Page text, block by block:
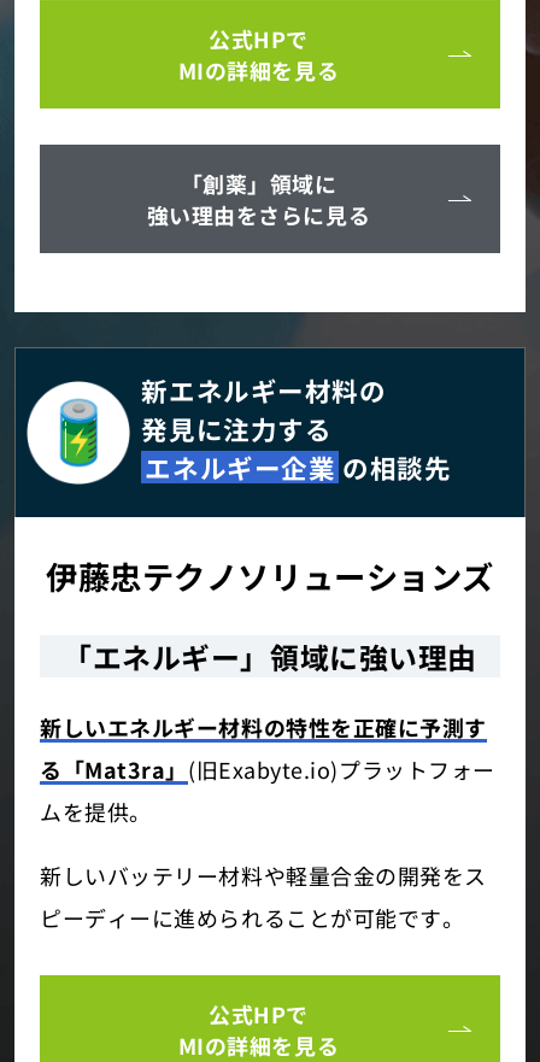
公式HPで
MIの詳細を見る
「創薬」領域に
強い理由をさらに見る
新エネルギー材料の
発見に注力する
エネルギー企業 の相談先
伊藤忠テクノソリューションズ
「エネルギー」領域に強い理由
新しいエネルギー材料の特性を正確に予測す
る「Mat3ra」 (旧Exabyte.io)プラットフォー
ムを提供。
新しいバッテリー材料や軽量合金の開発をス
ピーディーに進められることが可能です。
公式HPで
MIの詳細を見る